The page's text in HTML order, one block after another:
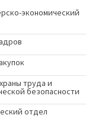
экономический
труда и
безопасности
отдел